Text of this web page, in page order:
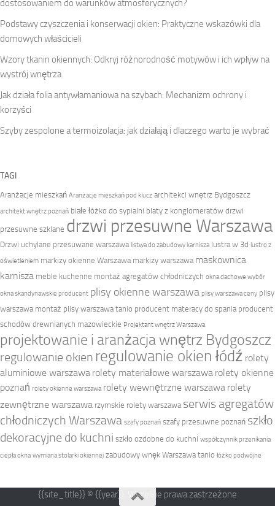
dostosowaniem do warunków atmosferycznych?
Podstawy czyszczenia i konserwacji okien: Praktyczne wskazówki dla
domowych właścicieli
Wzory tkanin okiennych: Odkryj różnorodność motywów i ich wpływ na
wystrój wnętrza
Jak działa folia antywłamaniowa na szybach: Mechanizm ochrony i
korzyści
Szyby zespolone a termoizolacja: jak działają i dlaczego warto je wybrać
TAGI
Aranżacje mieszkań Aranżacje mieszkań pod klucz architekci wnętrz Bydgoszcz
architekt wnętrz poznań białe łóżko do sypialni blaty z konglomeratów drzwi
przesuwne szklane drzwi przesuwne Warszawa
Drzwi uchylane przesuwane warszawa listwa do zabudowy karnisza lustra w 3d lustro z
oświetleniem markizy okienne Warszawa markizy warszawa maskownica
karnisza meble kuchenne montaż agregatów chłodniczych okna dachowe wybór
okna skandynawskie producent plisy okienne warszawa plisy warszawa ceny plisy
warszawa montaż plisy warszawa tanio producent materacy do spania producent
schodów drewnianych mazowieckie Projektant wnętrz Warszawa
projektowanie i aranżacja wnętrz Bydgoszcz
regulowanie okien regulowanie okien łódź rolety
aluminiowe warszawa rolety materiałowe warszawa rolety okienne
poznań rolety okienne warszawa rolety wewnętrzne warszawa rolety
zewnętrzne warszawa rzymskie rolety warszawa serwis agregatów
chłodniczych Warszawa szafy poznań szafy przesuwne poznań szkło
dekoracyjne do kuchni szkło ozdobne do kuchni współczynnik przenikania
ciepła okna wymiana stolarki okiennej zabudowy wnęk Warszawa tanio łóżko podwójne
{{site_title}} © {{year}}. Wszelkie prawa zastrzeżone